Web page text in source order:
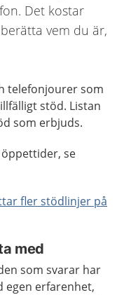
Det kostar
vem du är,
telefonjourer som
stöd. Listan
som erbjuds.
se
fler stödlinjer på
med
som svarar har
egen erfarenhet,